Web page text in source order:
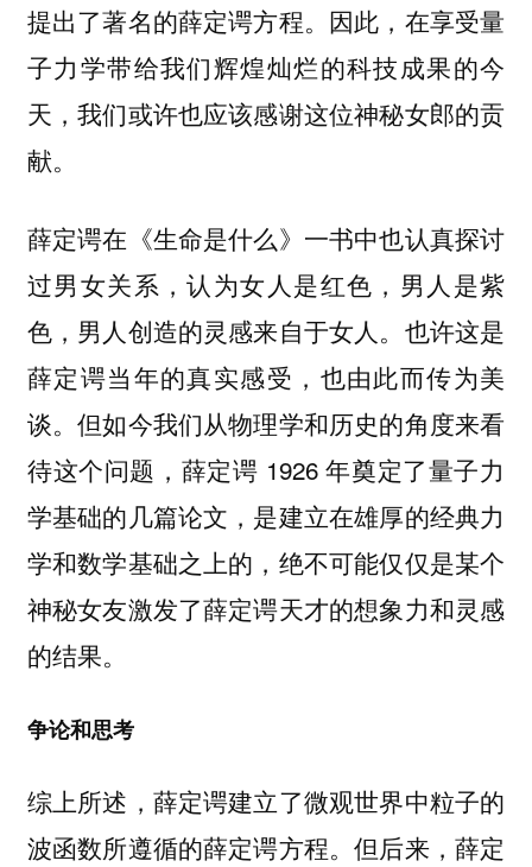
提出了著名的薛定谔方程。因此，在享受量
子力学带给我们辉煌灿烂的科技成果的今
天，我们或许也应该感谢这位神秘女郎的贡
献。
薛定谔在《生命是什么》一书中也认真探讨
过男女关系，认为女人是红色，男人是紫
色，男人创造的灵感来自于女人。也许这是
薛定谔当年的真实感受，也由此而传为美
谈。但如今我们从物理学和历史的角度来看
待这个问题，薛定谔 1926 年奠定了量子力
学基础的几篇论文，是建立在雄厚的经典力
学和数学基础之上的，绝不可能仅仅是某个
神秘女友激发了薛定谔天才的想象力和灵感
的结果。
争论和思考
综上所述，薛定谔建立了微观世界中粒子的
波函数所遵循的薛定谔方程。但后来，薛定